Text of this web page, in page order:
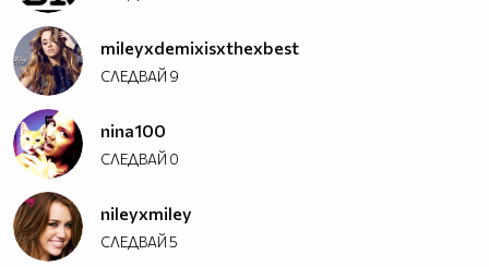
mileyxdemixisxthexbest
СЛЕДВАЙ 9
nina100
СЛЕДВАЙ 0
nileyxmiley
СЛЕДВАЙ5